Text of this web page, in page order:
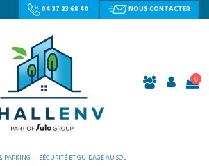
04 37 23 68 40 NOUS CONTACTER
0
PARKING SÉCURITÉ ET GUIDAGE AU SOL